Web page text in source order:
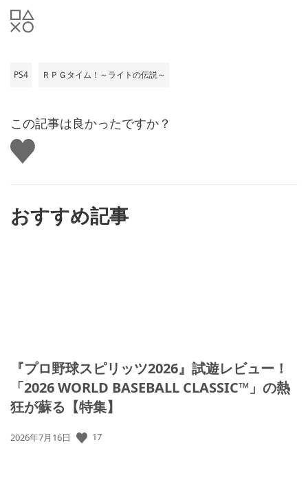
PS4 ＲＰＧタイム！～ライトの伝説～
この記事は良かったですか？
い
い
おすすめ記事
『プロ野球スピリッツ2026』試遊レビュー！
「2026 WORLD BASEBALL CLASSIC™」の熱
狂が蘇る【特集】
公
2026年7月16日 17